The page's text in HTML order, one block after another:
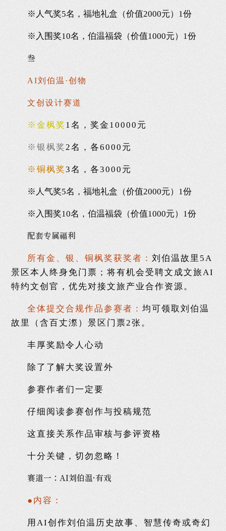
※人气奖5名，福地礼盒（价值2000元）1份
※入围奖10名，伯温福袋 （价值1000元） 1份
叁
AI刘伯温·创物
文创设计赛道
※金枫奖 1名，奖金10000元
※银枫奖 2名，各6000元
※铜枫奖3名，各3000元
※人气奖5名，福地礼盒（价值2000元）1份
※入围奖10名，伯温福袋 （价值1000元） 1份
配套专属福利
所有金、银、铜枫奖获奖者：刘伯温故里5A
景区本人终身免门票；将有机会受聘文成文旅AI
特约文创官，优先对接文旅产业合作资源。
全体提交合规作品参赛者：均可领取刘伯温
故里（含百丈漈）景区门票2张。
丰厚奖励令人心动
除了了解大奖设置外
参赛作者们一定要
仔细阅读参赛创作与投稿规范
这直接关系作品审核与参评资格
十分关键，切勿忽略！
赛道一：AI刘伯温·有戏
●内容：
用AI创作刘伯温历史故事、智慧传奇或奇幻